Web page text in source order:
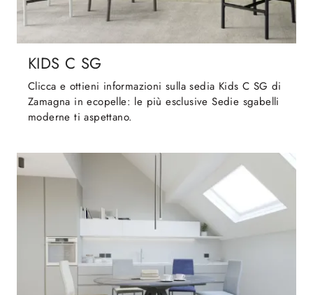
KIDS C SG
Clicca e ottieni informazioni sulla sedia Kids C SG di
Zamagna in ecopelle: le più esclusive Sedie sgabelli
moderne ti aspettano.